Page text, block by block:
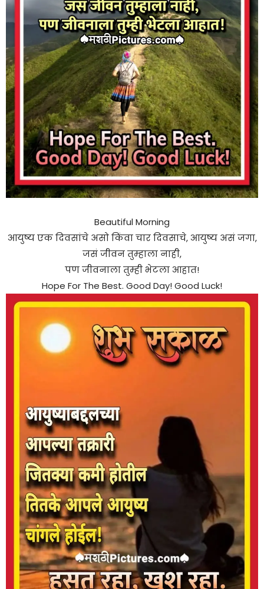
Beautiful Morning
आयुष्य एक दिवसांचे असो किंवा चार दिवसाचे, आयुष्य असं जगा,
जसं जीवन तुम्हाला नाही,
पण जीवनाला तुम्ही भेटला आहात!
Hope For The Best. Good Day! Good Luck!